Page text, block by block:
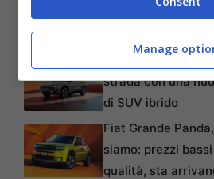
Articoli recenti
Un nuovo equilibrio
strada con una
di SUV ibrido
Fiat Grande
siamo: prezzi
qualità, sta
Manage